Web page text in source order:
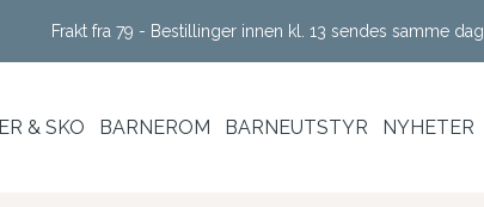
Frakt fra 79 - Bestillinger innen kl. 13 sendes samme dag
& SKO BARNEROM BARNEUTSTYR NYHETER